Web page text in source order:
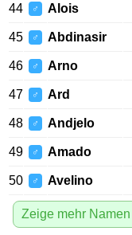
44 ♂ Alois
45 ♂ Abdinasir
46 ♂ Arno
47 ♂ Ard
48 ♂ Andjelo
49 ♂ Amado
50 ♂ Avelino
Zeige mehr Namen